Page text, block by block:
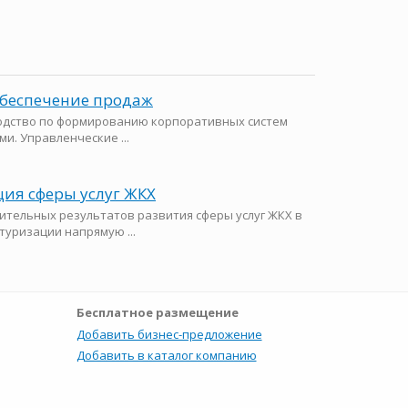
продаж
по формированию корпоративных систем
Управленческие ...
сферы услуг ЖКХ
результатов развития сферы услуг ЖКХ в
напрямую ...
Бесплатное размещение
Добавить бизнес-предложение
Добавить в каталог компанию